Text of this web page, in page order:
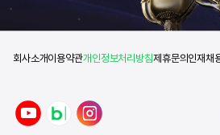
회사소개이용약관개인정보처리방침제휴문의인재채
n
a